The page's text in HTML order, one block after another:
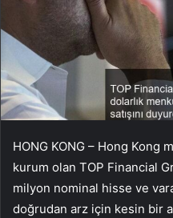
HONG KONG – Hong Kong
kurum olan TOP Financial
milyon nominal hisse ve
doğrudan arz için kesin bir